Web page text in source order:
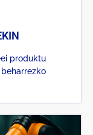
produktu